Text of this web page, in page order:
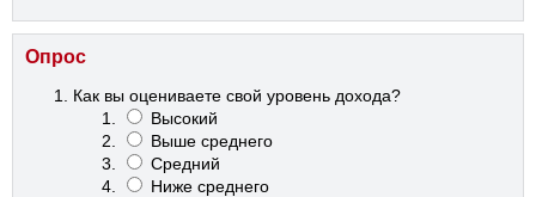
Опрос
Как вы оцениваете свой уровень дохода?
Высокий
Выше среднего
Средний
Ниже среднего